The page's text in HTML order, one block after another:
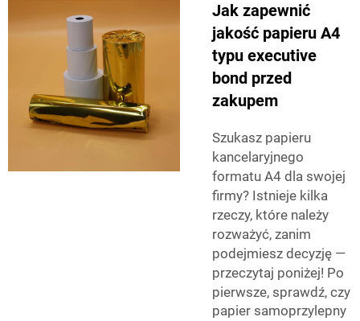
Jak zapewnić
jakość papieru A4
typu executive
bond przed
zakupem
Szukasz papieru
kancelaryjnego
formatu A4 dla swojej
firmy? Istnieje kilka
rzeczy, które należy
rozważyć, zanim
podejmiesz decyzję —
przeczytaj poniżej! Po
pierwsze, sprawdź, czy
papier samoprzylepny